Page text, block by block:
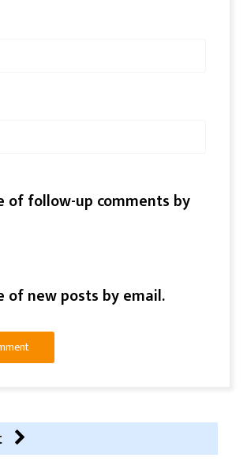
of follow-up comments by
of new posts by email.